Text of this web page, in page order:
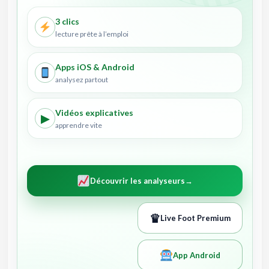
3 clics
lecture prête à l’emploi
Apps iOS & Android
analysez partout
▶ Vidéos explicatives
apprendre vite
Découvrir les analyseurs→
♛Live Foot Premium
App Android